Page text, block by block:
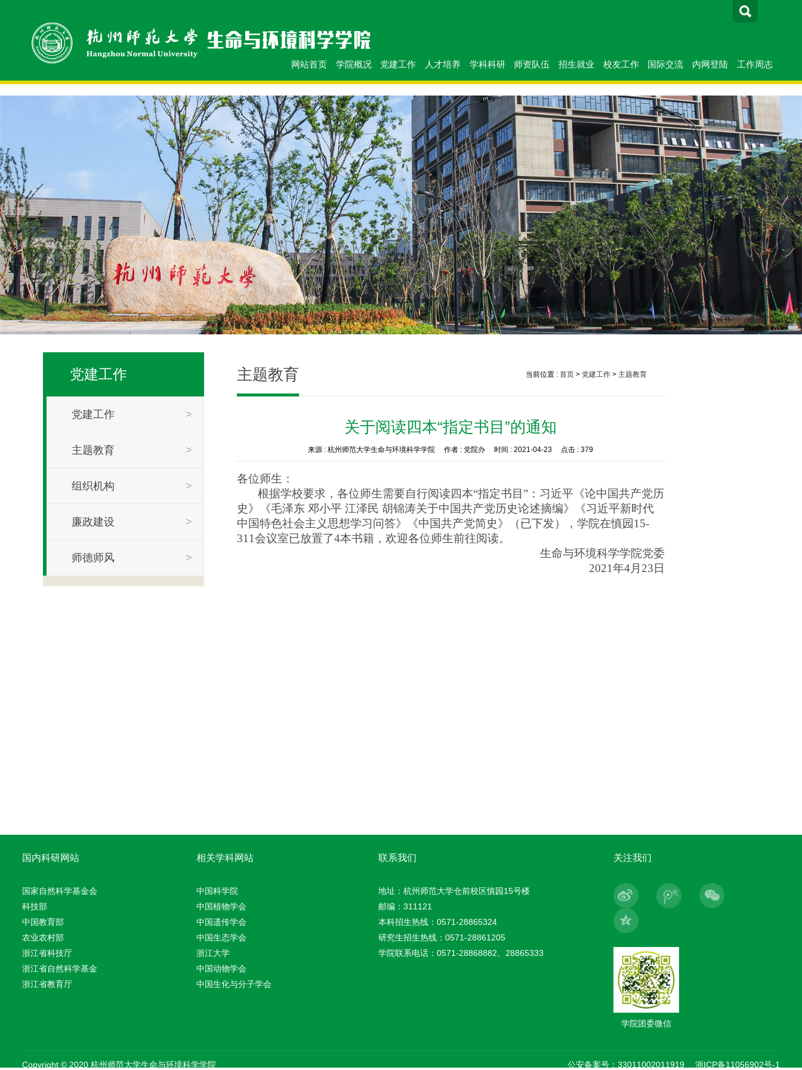
网站首页 学院概况 党建工作 人才培养 学科科研 师资队伍 招生就业 校友工作 国际交流 内网登陆 工作周志
党建工作
党建工作 >
主题教育 >
组织机构 >
廉政建设 >
师德师风 >
主题教育 当前位置 : 首页> 党建工作> 主题教育
关于阅读四本“指定书目”的通知
来源 :杭州师范大学生命与环境科学学院 作者 :党院办 时间 :2021-04-23 点击 :379
各位师生：
根据学校要求，各位师生需要自行阅读四本“指定书目”： 习近平《论中国共产党历
史》
《毛泽东 邓小平 江泽民 胡锦涛关于中国共产党历史论述摘编》《习近平新时代
中国特色社会主义思想学习问答》《中国共产党简史》（已下发），学院在慎园15-
311会议室已放置了4本书籍，欢迎各位师生前往阅读。
生命与环境科学学院党委
2021年4月23日
国内科研网站
国家自然科学基金会
科技部
中国教育部
农业农村部
浙江省科技厅
浙江省自然科学基金
浙江省教育厅
相关学科网站
中国科学院
中国植物学会
中国遗传学会
中国生态学会
浙江大学
中国动物学会
中国生化与分子学会
联系我们
地址：杭州师范大学仓前校区慎园15号楼
邮编：311121
本科招生热线：0571-28865324
研究生招生热线：0571-28861205
学院联系电话：0571-28868882、28865333
关注我们
学院团委微信
Copyright © 2020 杭州师范大学生命与环境科学学院 公安备案号：33011002011919 浙ICP备11056902号-1